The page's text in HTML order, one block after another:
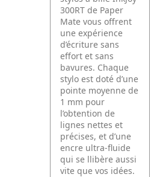
300RT de Paper
Mate vous offrent
une expérience
d’écriture sans
effort et sans
bavures. Chaque
stylo est doté d’une
pointe moyenne de
1 mm pour
l’obtention de
lignes nettes et
précises, et d’une
encre ultra-fluide
qui se llibère aussi
vite que vos idées.